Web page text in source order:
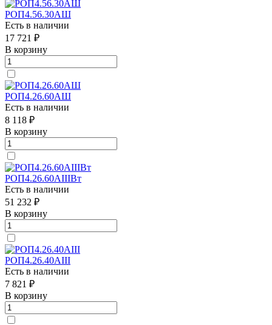
РОП4.56.30АШ
Есть в наличии
17 721 ₽
В корзину
РОП4.26.60АШ
Есть в наличии
8 118 ₽
В корзину
РОП4.26.60АIIIВт
Есть в наличии
51 232 ₽
В корзину
РОП4.26.40АIII
Есть в наличии
7 821 ₽
В корзину